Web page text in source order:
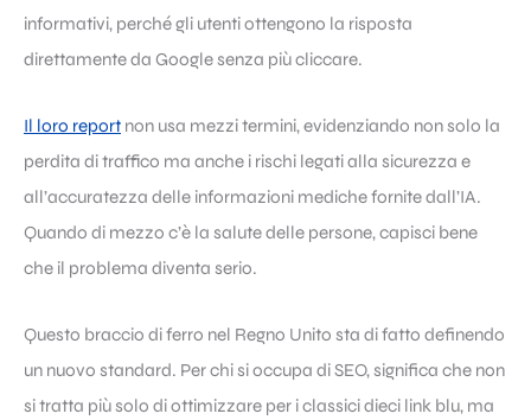
informativi, perché gli utenti ottengono la risposta
direttamente da Google senza più cliccare.
Il loro report non usa mezzi termini, evidenziando non solo la
perdita di traffico ma anche i rischi legati alla sicurezza e
all’accuratezza delle informazioni mediche fornite dall’IA.
Quando di mezzo c’è la salute delle persone, capisci bene
che il problema diventa serio.
Questo braccio di ferro nel Regno Unito sta di fatto definendo
un nuovo standard. Per chi si occupa di SEO, significa che non
si tratta più solo di ottimizzare per i classici dieci link blu, ma